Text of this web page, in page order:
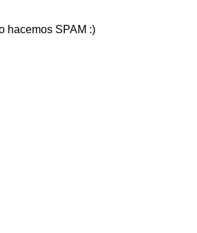
hacemos SPAM :)